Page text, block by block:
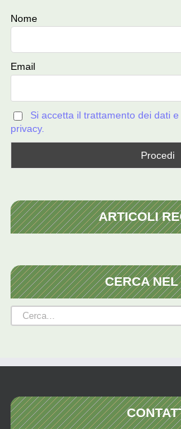
Nome
Email
Si accetta il trattamento dei dati
privacy.
ARTICOLI
CERCA NEL
Cerca
per: